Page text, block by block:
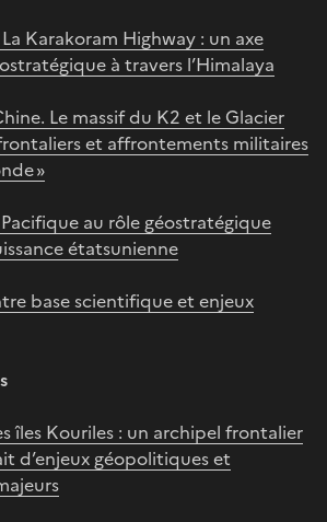
Karakoram Highway : un axe
à travers l’Himalaya
Le massif du K2 et le Glacier
et affrontements militaires
»
au rôle géostratégique
étatsunienne
base scientifique et enjeux
îles Kouriles : un archipel frontalier
d’enjeux géopolitiques et